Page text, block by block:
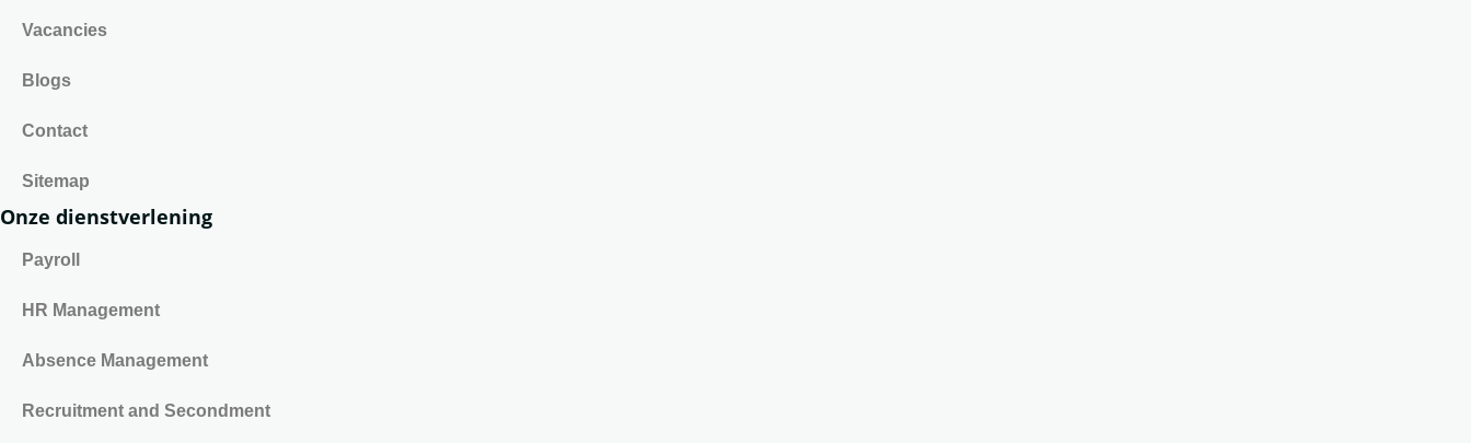
Vacancies
Blogs
Contact
Sitemap
Onze dienstverlening
Payroll
HR Management
Absence Management
Recruitment and Secondment